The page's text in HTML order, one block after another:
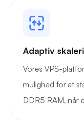
Adaptiv
Vores VPS-
mulighed for at
DDR5 RAM, når